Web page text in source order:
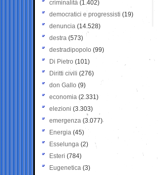
criminalità (1.402)
democratici e progressisti (19)
denuncia (14.528)
destra (573)
destradipopolo (99)
Di Pietro (101)
Diritti civili (276)
don Gallo (9)
economia (2.331)
elezioni (3.303)
emergenza (3.077)
Energia (45)
Esselunga (2)
Esteri (784)
Eugenetica (3)